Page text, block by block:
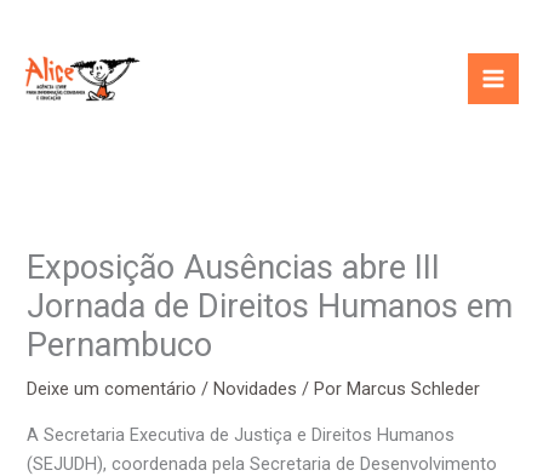
conteúdo
Exposição Ausências abre III
Jornada de Direitos Humanos em
Pernambuco
Deixe um comentário /Novidades / PorMarcus Schleder
A Secretaria Executiva de Justiça e Direitos Humanos
(SEJUDH), coordenada pela Secretaria de Desenvolvimento